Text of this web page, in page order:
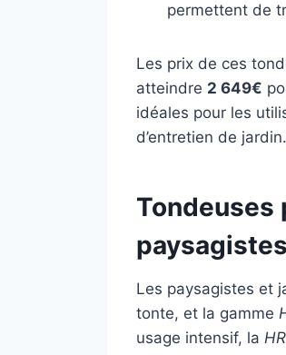
permettent de
Les prix de ces
atteindre 2 649€
idéales pour les
d’entretien de jardin.
Tondeuses
Les paysagistes et
tonte, et la gamme
usage intensif, la